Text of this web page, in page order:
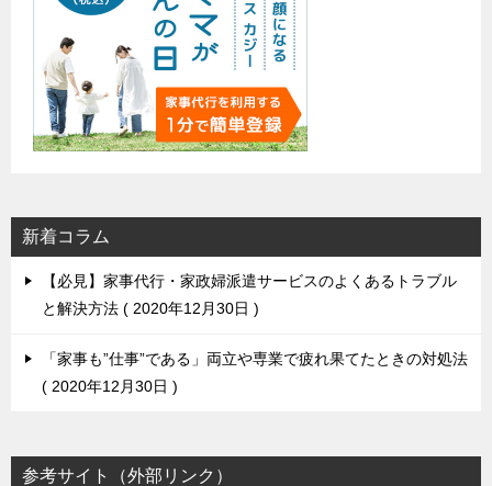
新着コラム
【必見】家事代行・家政婦派遣サービスのよくあるトラブル
と解決方法
2020年12月30日
「家事も”仕事”である」両立や専業で疲れ果てたときの対処法
2020年12月30日
参考サイト（外部リンク）